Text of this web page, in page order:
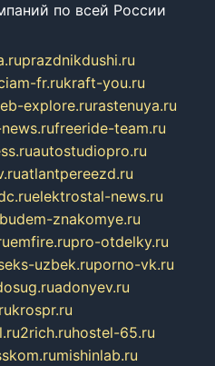
по всей России
prazdnikdushi.ru
fr.rukraft-you.ru
explore.rurastenuya.ru
freeride-team.ru
autostudiopro.ru
atlantpereezd.ru
elektrostal-news.ru
budem-znakomye.ru
emfire.rupro-otdelky.ru
uzbek.ruporno-vk.ru
adonyev.ru
krospr.ru
2rich.ruhostel-65.ru
mishinlab.ru